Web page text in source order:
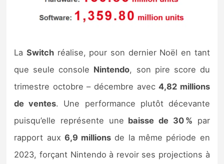
La Switchréalise, pour son dernier Noël en tant
que seule console Nintendo, son pire score du
trimestre octobre – décembre avec4,82 millions
de ventes. Une performance plutôt décevante
puisqu’elle représente une baisse de 30 % par
rapport aux 6,9 millions de la même période en
2023, forçant Nintendo à revoir ses projections à